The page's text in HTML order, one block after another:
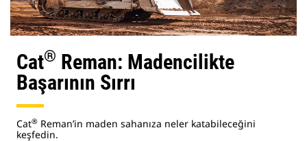
Cat® Reman: Madencilikte
Başarının Sırrı
Cat® Reman’in maden sahanıza neler katabileceğini
keşfedin.